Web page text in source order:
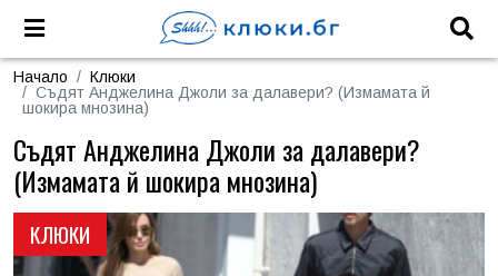
Начало
Клюки
Съдят Анджелина Джоли за далавери? (Измамата й
шокира мнозина)
КЛЮКИ
Съдят Анджелина Джоли за далавери?
(Измамата й шокира мнозина)